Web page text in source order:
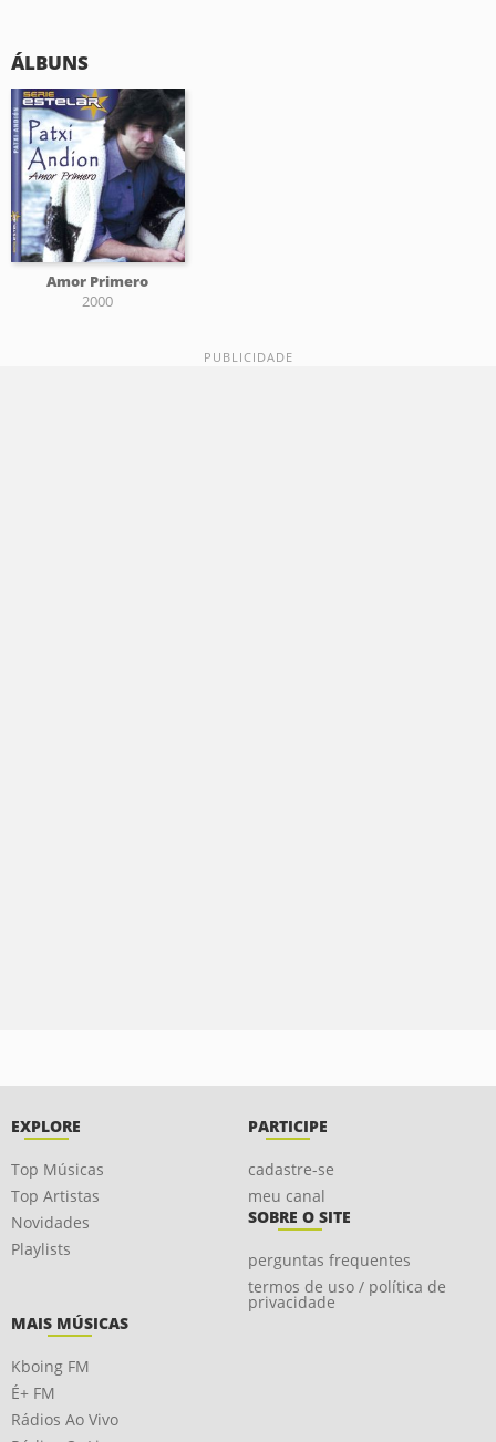
ÁLBUNS
Amor Primero
2000
EXPLORE
Top Músicas
Top Artistas
Novidades
Playlists
PARTICIPE
cadastre-se
meu canal
SOBRE O SITE
perguntas frequentes
termos de uso / política de
privacidade
MAIS MÚSICAS
Kboing FM
É+ FM
Rádios Ao Vivo